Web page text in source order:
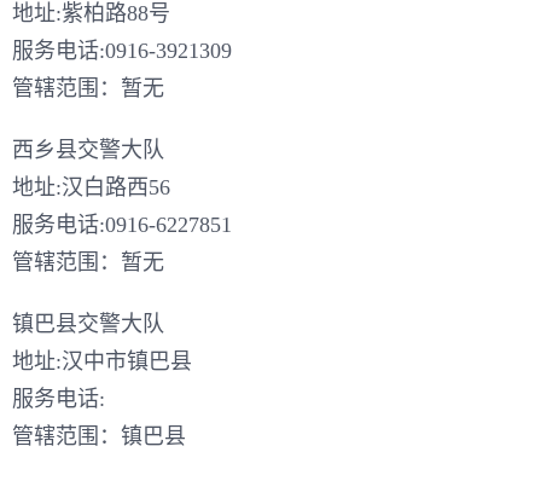
地址:紫柏路88号
服务电话:0916-3921309
管辖范围：暂无
西乡县交警大队
地址:汉白路西56
服务电话:0916-6227851
管辖范围：暂无
镇巴县交警大队
地址:汉中市镇巴县
服务电话:
管辖范围：镇巴县